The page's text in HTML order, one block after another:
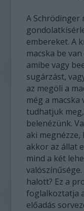
A Schrödinger
embereket. A
macska be
amibe vagy
sugárzást,
az megöli a
még a
tudhatjuk
belenézünk.
aki
akkor az állat
mind a két
halott? Ez a
foglalkoztatja
előadás